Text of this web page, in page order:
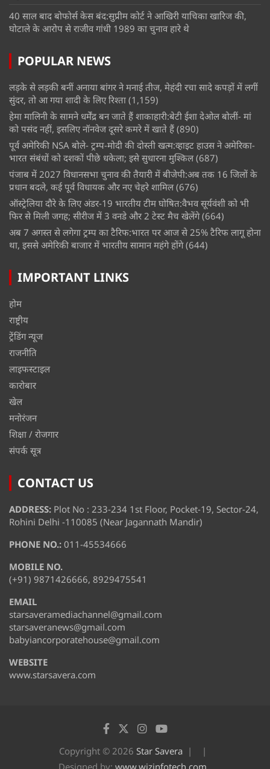
40 साल बाद बोफोर्स केस बंद:सुप्रीम कोर्ट ने आखिरी याचिका खारिज की,
घोटाले के आरोप से राजीव गांधी 1989 का चुनाव हारे थे
POPULAR NEWS
लड़के से लड़की बनीं अनाया बांगर ने मनाई तीज, मेहंदी रचा सादे कपड़ों में लगीं
सुंदर, तो आ गया शादी के लिए रिश्ता (1,159)
हेमा मालिनी के सामने धर्मेंद्र बन जाते हैं शाकाहारी:बेटी ईशा देओल बोलीं- मां
को पसंद नहीं, इसलिए नॉनवेज दूसरे कमरे में खाते हैं (890)
पूर्व अमेरिकी NSA बोले- ट्रम्प-मोदी की दोस्ती खत्म:व्हाइट हाउस ने अमेरिका-
भारत संबंधों को दशकों पीछे धकेला; इसे सुधारना मुश्किल (687)
पंजाब में 2027 विधानसभा चुनाव की तैयारी में बीजेपी:अब तक 16 जिलों के
प्रधान बदले, कई पूर्व विधायक और नए चेहरे शामिल (676)
ऑस्ट्रेलिया दौरे के लिए अंडर-19 भारतीय टीम घोषित:वैभव सूर्यवंशी को भी
फिर से मिली जगह; सीरीज में 3 वनडे और 2 टेस्ट मैच खेलेंगे (664)
अब 7 अगस्त से लगेगा ट्रम्प का टैरिफ:भारत पर आज से 25% टैरिफ लागू होना
था, इससे अमेरिकी बाजार में भारतीय सामान महंगे होंगे (644)
IMPORTANT LINKS
होम
राष्ट्रीय
ट्रेंडिंग न्यूज
राजनीति
लाइफस्टाइल
कारोबार
खेल
मनोरंजन
शिक्षा / रोजगार
संपर्क सूत्र
CONTACT US
ADDRESS: Plot No : 233-234 1st Floor, Pocket-19, Sector-24,
Rohini Delhi -110085 (Near Jagannath Mandir)
PHONE NO.: 011-45534666
MOBILE NO.
(+91) 9871426666, 8929475541
EMAIL
starsaveramediachannel@gmail.com
starsaveranews@gmail.com
babyiancorporatehouse@gmail.com
WEBSITE
www.starsavera.com
Copyright © 2026 Star Savera